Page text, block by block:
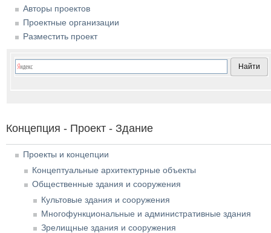
Авторы проектов
Проектные организации
Разместить проект
Концепция - Проект - Здание
Проекты и концепции
Концептуальные архитектурные объекты
Общественные здания и сооружения
Культовые здания и сооружения
Многофункциональные и административные здания
Зрелищные здания и сооружения